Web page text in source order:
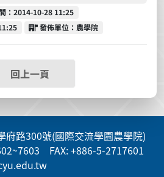
：2014-10-28 11:25
發佈單位
發佈單位：農學院
回上一頁
府路300號(國際交流學園農學院)
FAX: +886-5-2717601